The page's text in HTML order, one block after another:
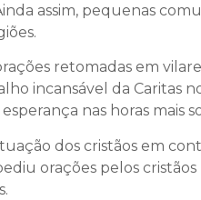
assim, pequenas
retomadas em
incansável da Caritas
nas horas mais
dos cristãos em
orações pelos cristãos